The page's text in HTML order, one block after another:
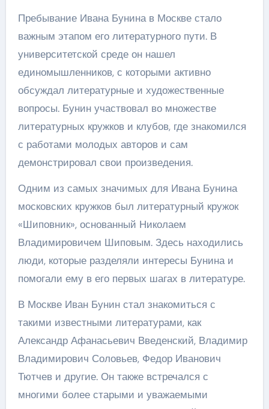
Пребывание Ивана Бунина в Москве стало
важным этапом его литературного пути. В
университетской среде он нашел
единомышленников, с которыми активно
обсуждал литературные и художественные
вопросы. Бунин участвовал во множестве
литературных кружков и клубов, где знакомился
с работами молодых авторов и сам
демонстрировал свои произведения.
Одним из самых значимых для Ивана Бунина
московских кружков был литературный кружок
«Шиповник», основанный Николаем
Владимировичем Шиповым. Здесь находились
люди, которые разделяли интересы Бунина и
помогали ему в его первых шагах в литературе.
В Москве Иван Бунин стал знакомиться с
такими известными литературами, как
Александр Афанасьевич Введенский, Владимир
Владимирович Соловьев, Федор Иванович
Тютчев и другие. Он также встречался с
многими более старыми и уважаемыми